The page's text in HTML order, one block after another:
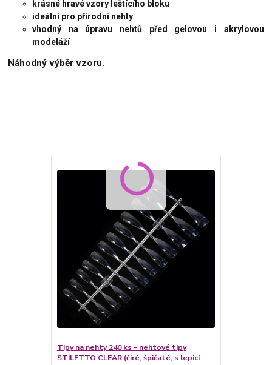
krásné hravé vzory leštícího bloku
ideální pro přírodní nehty
vhodný na úpravu nehtů před gelovou i akrylovou
modeláží
Náhodný výběr vzoru.
Tipy na nehty 240 ks - nehtové tipy
STILETTO CLEAR (čiré, špičaté, s lepicí